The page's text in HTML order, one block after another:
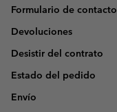
Formulario de contacto
Devoluciones
Desistir del contrato
Estado del pedido
Envío